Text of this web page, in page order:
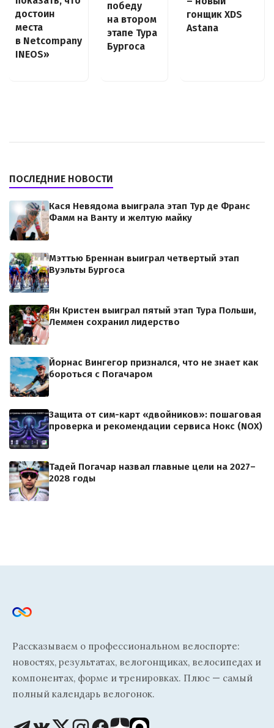
достоин
места
в Netcompany
INEOS»
победу
на втором
этапе Тура
Бургоса
гонщик XDS
Astana
ПОСЛЕДНИЕ НОВОСТИ
Кася Невядома выиграла этап Тур де Франс
Фамм на Ванту и желтую майку
Мэттью Бреннан выиграл четвертый этап
Вуэльты Бургоса
Ян Кристен выиграл пятый этап Тура Польши,
Леммен сохранил лидерство
Йорнас Вингегор признался, что не знает как
бороться с Погачаром
Защита от сим-карт «двойников»: пошаговая
проверка и рекомендации сервиса Нокс (NOX)
Тадей Погачар назвал главные цели на 2027–
2028 годы
Рассказываем о профессиональном велоспорте:
новостях, результатах, велогонщиках, велосипедах и
компонентах, форме и тренировках. Плюс — самый
полный календарь велогонок.